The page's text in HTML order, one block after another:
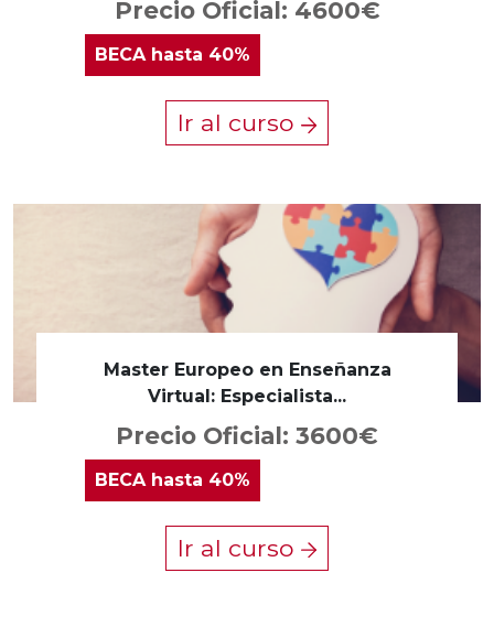
Precio Oficial: 4600€
BECAhasta 40%
Ir al curso
Master Europeo en Enseñanza
Virtual: Especialista...
Precio Oficial: 3600€
BECA hasta 40%
Ir al curso